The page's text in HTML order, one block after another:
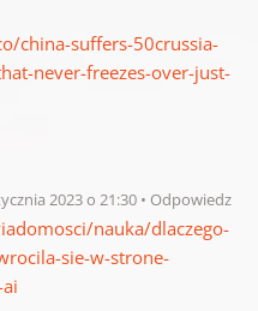
china-suffers-50crussia-
never-freezes-over-just-
2023 o 21:30 Odpowiedz
nauka/dlaczego-
sie-w-strone-